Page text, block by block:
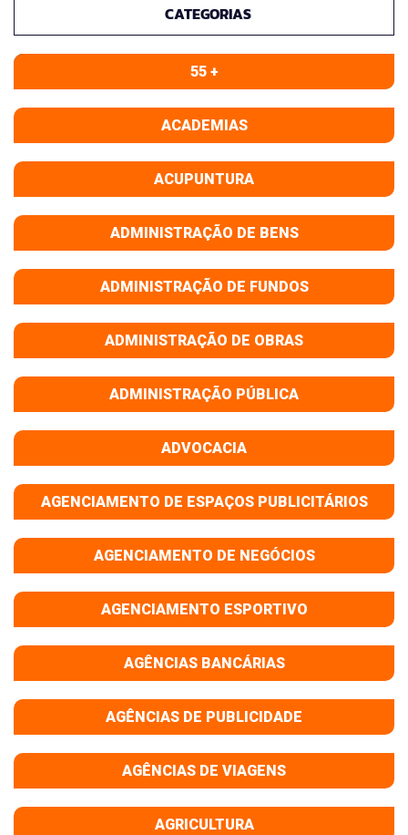
CATEGORIAS
55 +
ACADEMIAS
ACUPUNTURA
ADMINISTRAÇÃO DE BENS
ADMINISTRAÇÃO DE FUNDOS
ADMINISTRAÇÃO DE OBRAS
ADMINISTRAÇÃO PÚBLICA
ADVOCACIA
AGENCIAMENTO DE ESPAÇOS PUBLICITÁRIOS
AGENCIAMENTO DE NEGÓCIOS
AGENCIAMENTO ESPORTIVO
AGÊNCIAS BANCÁRIAS
AGÊNCIAS DE PUBLICIDADE
AGÊNCIAS DE VIAGENS
AGRICULTURA